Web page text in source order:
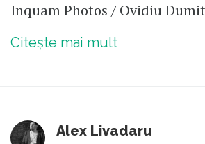
Inquam Photos / Ovidiu
Citește mai mult
Alex Livadaru